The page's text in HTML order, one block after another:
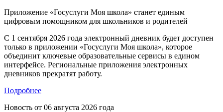
Приложение «Госуслуги Моя школа» станет единым
цифровым помощником для школьников и родителей
С 1 сентября 2026 года электронный дневник будет доступен
только в приложении «Госуслуги Моя школа», которое
объединит ключевые образовательные сервисы в едином
интерфейсе. Региональные приложения электронных
дневников прекратят работу.
Подробнее
Новость от 06 августа 2026 года